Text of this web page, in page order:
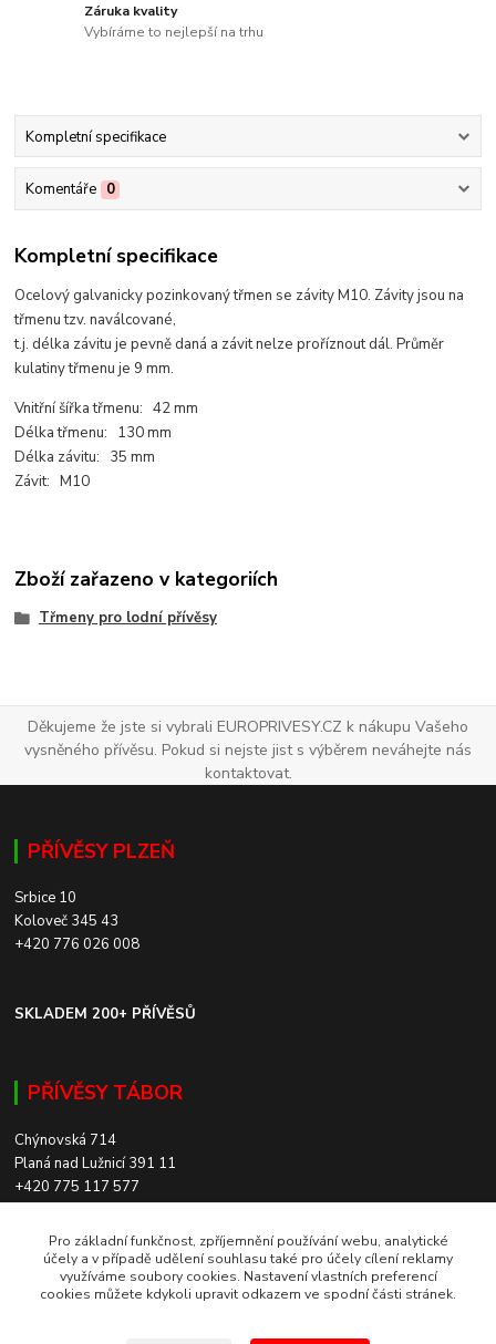
Záruka kvality
Vybíráme to nejlepší na trhu
Kompletní specifikace
Komentáře 0
Kompletní specifikace
Ocelový galvanicky pozinkovaný třmen se závity M10. Závity jsou na
třmenu tzv. naválcované,
t.j. délka závitu je pevně daná a závit nelze proříznout dál. Průměr
kulatiny třmenu je 9 mm.
Vnitřní šířka třmenu: 42 mm
Délka třmenu: 130 mm
Délka závitu: 35 mm
Závit: M10
Zboží zařazeno v kategoriích
Třmeny pro lodní přívěsy
Děkujeme že jste si vybrali EUROPRIVESY.CZ k nákupu Vašeho
vysněného přívěsu. Pokud si nejste jist s výběrem neváhejte nás
kontaktovat.
PŘÍVĚSY PLZEŇ
Srbice 10
Koloveč 345 43
+420 776 026 008
SKLADEM 200+ PŘÍVĚSŮ
PŘÍVĚSY TÁBOR
Chýnovská 714
Planá nad Lužnicí 391 11
+420 775 117 577
SKLADEM 200+ PŘÍVĚSŮ
Pro základní funkčnost, zpříjemnění používání webu, analytické
účely a v případě udělení souhlasu také pro účely cílení reklamy
využíváme soubory cookies. Nastavení vlastních preferencí
cookies můžete kdykoli upravit odkazem ve spodní části stránek.